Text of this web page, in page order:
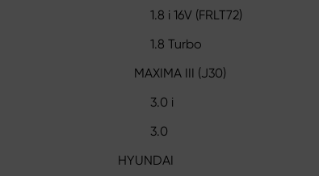
1.8 i 16V (FRLT72)
1.8 Turbo
MAXIMA III (J30)
3.0 i
3.0
HYUNDAI